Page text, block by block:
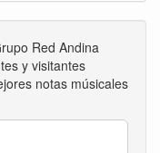
Red Andina
y visitantes
notas músicales